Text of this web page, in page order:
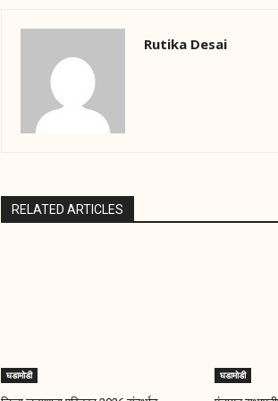
Rutika Desai
RELATED ARTICLES
घडामोडी घडामोडी